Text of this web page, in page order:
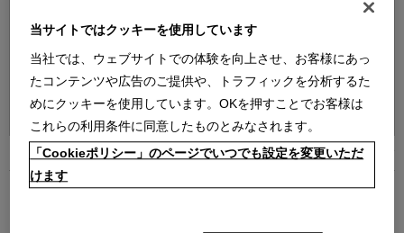
並べ替え：
1件あります
当サイトではクッキーを使用しています
当社では、ウェブサイトでの体験を向上させ、お客様にあっ
たコンテンツや広告のご提供や、トラフィックを分析するた
めにクッキーを使用しています。OKを押すことでお客様は
これらの利用条件に同意したものとみなされます。
「Cookieポリシー」のページでいつでも設定を変更いただ
けます